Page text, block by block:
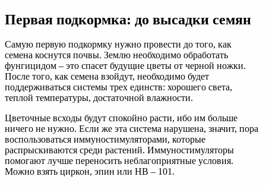
Первая подкормка: до высадки семян
Самую первую подкормку нужно провести до того, как
семена коснутся почвы. Землю необходимо обработать
фунгицидом – это спасет будущие цветы от черной ножки.
После того, как семена взойдут, необходимо будет
поддерживаться системы трех единств: хорошего света,
теплой температуры, достаточной влажности.
Цветочные всходы будут спокойно расти, ибо им больше
ничего не нужно. Если же эта система нарушена, значит, пора
воспользоваться иммуностимуляторами, которые
распрыскиваются среди растений. Иммуностимуляторы
помогают лучше переносить неблагоприятные условия.
Можно взять циркон, эпин или НВ – 101.